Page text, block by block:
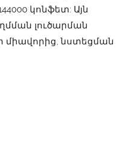
կոնֆետ: Այն
լուծարման
միավորից, նստեցման